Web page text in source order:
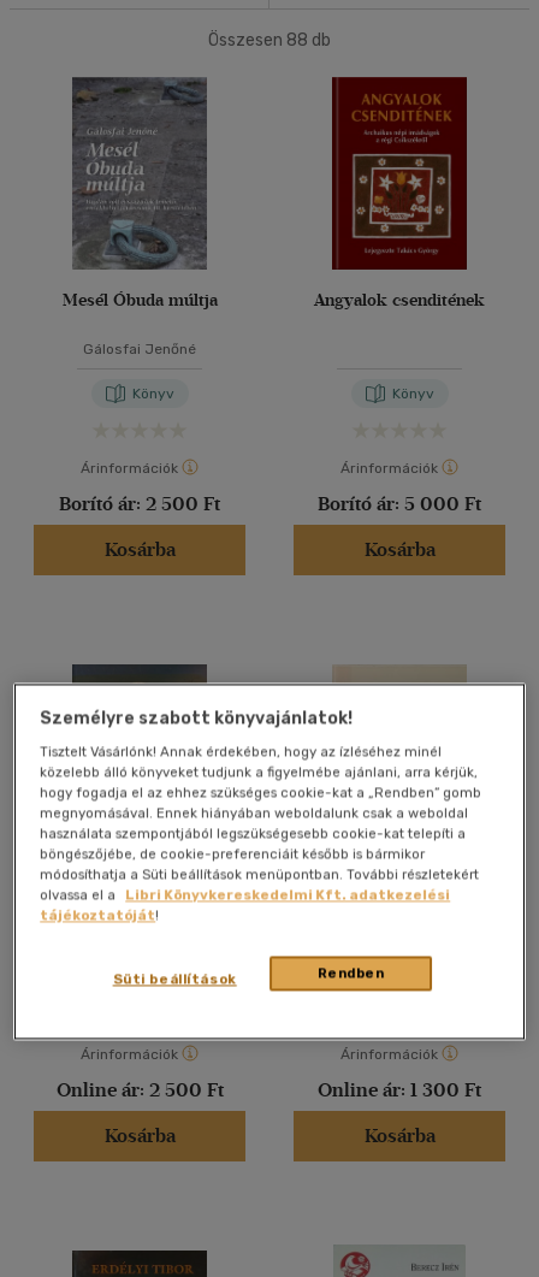
Magyar(64)
Angol(6)
Francia (1)
Lengyel(1)
Magyar - horvát
Német
Olasz(1)
Orosz(1)
több nyelv megjelenítése
Vélemény szerint
Összesen 88 db
Mesél Óbuda múltja
Gálosfai Jenőné
Könyv
Árinformációk
Borító ár: 2 500 Ft
Kosárba
Angyalok csenditének
Könyv
Árinformációk
Borító ár: 5 000 Ft
Kosárba
Kárpát-medencei magyar
népművészet
Antikvár
Árinformációk
Online ár: 2 500 Ft
Kosárba
Radics Kúria Kiállítóhely
Árinformációk
Online ár: 1 300 Ft
Kosárba
Személyre szabott könyvajánlatok!
Tisztelt Vásárlónk! Annak érdekében, hogy az ízléséhez minél
közelebb álló könyveket tudjunk a figyelmébe ajánlani, arra kérjük,
hogy fogadja el az ehhez szükséges cookie-kat a „Rendben” gomb
megnyomásával. Ennek hiányában weboldalunk csak a weboldal
használata szempontjából legszükségesebb cookie-kat telepíti a
böngészőjébe, de cookie-preferenciáit később is bármikor
módosíthatja a Süti beállítások menüpontban. További részletekért
olvassa el a
Libri Könyvkereskedelmi Kft. adatkezelési
tájékoztatóját!
Rendben
Süti beállítások